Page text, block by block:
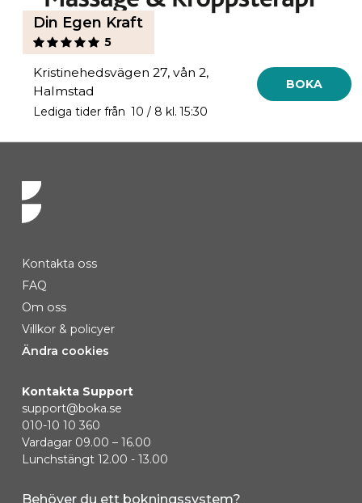
Din Egen Kraft
5
Kristinehedsvägen 27, vån 2,
Halmstad
Lediga tider från 10 / 8 kl. 15:30
BOKA
Kontakta oss
FAQ
Om oss
Villkor & policyer
Ändra cookies
Kontakta Support
support@boka.se
010-10 10 360
Vardagar 09.00 – 16.00
Lunchstängt 12.00 - 13.00
Behöver du ett bokningssystem?